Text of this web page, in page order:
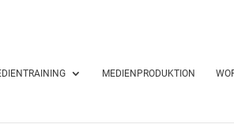
MEDIENPRODUKTION